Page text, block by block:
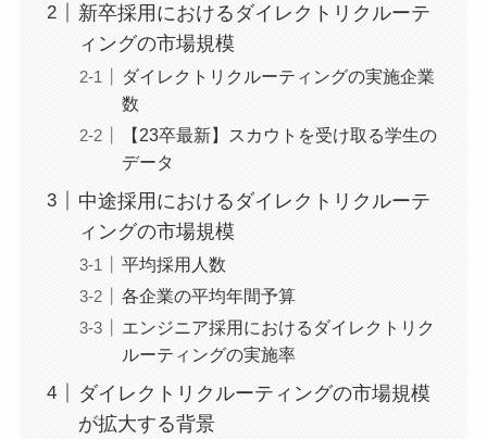
新卒採用におけるダイレクトリクルーテ
ィングの市場規模
ダイレクトリクルーティングの実施企業
数
【23卒最新】スカウトを受け取る学生の
データ
中途採用におけるダイレクトリクルーテ
ィングの市場規模
平均採用人数
各企業の平均年間予算
エンジニア採用におけるダイレクトリク
ルーティングの実施率
ダイレクトリクルーティングの市場規模
が拡大する背景